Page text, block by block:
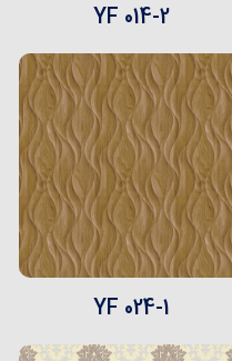
YF 014-2
YF 024-1